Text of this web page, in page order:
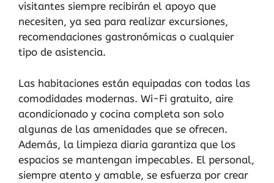
visitantes siempre recibirán el apoyo que
necesiten, ya sea para realizar excursiones,
recomendaciones gastronómicas o cualquier
tipo de asistencia.
Las habitaciones están equipadas con todas las
comodidades modernas. Wi-Fi gratuito, aire
acondicionado y cocina completa son solo
algunas de las amenidades que se ofrecen.
Además, la limpieza diaria garantiza que los
espacios se mantengan impecables. El personal,
siempre atento y amable, se esfuerza por crear